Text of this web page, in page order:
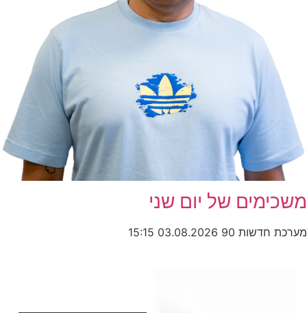
משכימים של יום שני
מערכת חדשות 90 03.08.2026
15:15